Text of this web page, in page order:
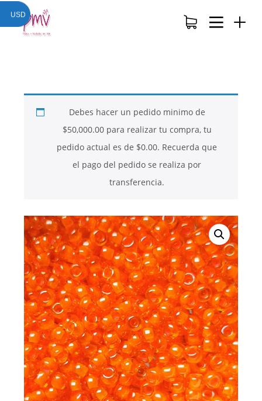
26
NOVIEMBRE
2017
QUE PIEDRAS
SE USAN PARA
BISUTERÍA Y
JOYERÍA
26
NOVIEMBRE
2017
QUE ES LA
MOSTACILLA?
26
NOVIEMBRE
2017
NUESTROS
CURSOS
Debes hacer un pedido minimo de
$50,000.00para realizar tu compra, tu
pedido actual es de $0.00. Recuerda que
el pago del pedido se realiza por
transferencia.
USD